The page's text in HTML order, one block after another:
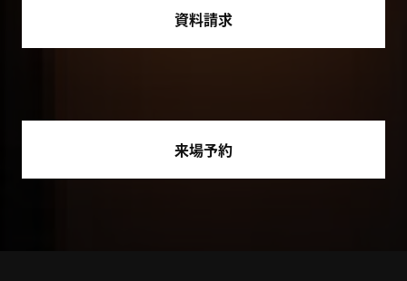
資料請求
来場予約